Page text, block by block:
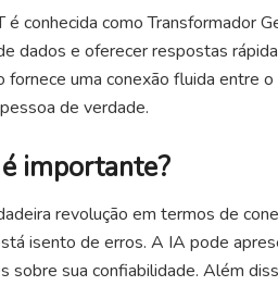
conhecida como Transformador
dados e oferecer respostas
fornece uma conexão fluida entre
de verdade.
importante?
revolução em termos de
isento de erros. A IA pode
sobre sua confiabilidade. Além